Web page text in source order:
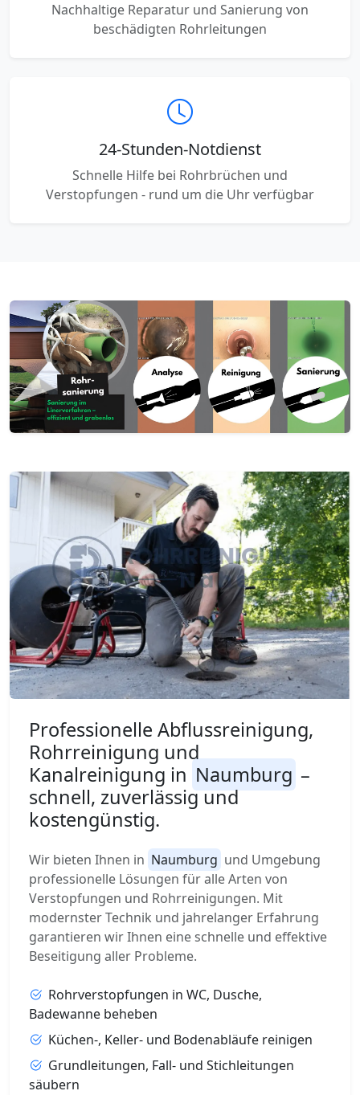
Nachhaltige Reparatur und Sanierung von
beschädigten Rohrleitungen
24-Stunden-Notdienst
Schnelle Hilfe bei Rohrbrüchen und
Verstopfungen - rund um die Uhr verfügbar
Professionelle Abflussreinigung,
Rohrreinigung und
Kanalreinigung in Naumburg –
schnell, zuverlässig und
kostengünstig.
Wir bieten Ihnen in Naumburg und Umgebung
professionelle Lösungen für alle Arten von
Verstopfungen und Rohrreinigungen. Mit
modernster Technik und jahrelanger Erfahrung
garantieren wir Ihnen eine schnelle und effektive
Beseitigung aller Probleme.
Rohrverstopfungen in WC, Dusche,
Badewanne beheben
Küchen-, Keller- und Bodenabläufe reinigen
Grundleitungen, Fall- und Stichleitungen
säubern